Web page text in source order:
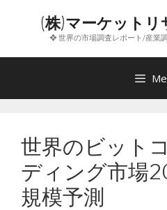
ン
(株)マーケットリ
❖ 世界の市場調査レポート/産業
世界のビット
ディング市場
規模予測